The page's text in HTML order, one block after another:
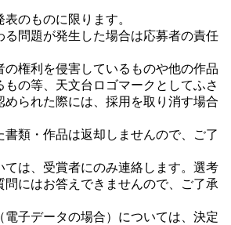
のものに限ります。
る問題が発生した場合は応募者の責任
の権利を侵害しているものや他の作品
もの等、天文台ロゴマークとしてふさ
められた際には、採用を取り消す場合
書類・作品は返却しませんので、ご了
ては、受賞者にのみ連絡します。選考
問にはお答えできませんので、ご了承
電子データの場合）については、決定